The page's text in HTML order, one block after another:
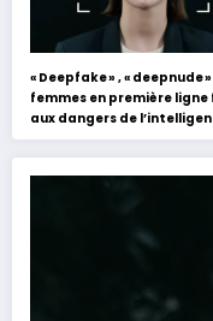
« Deepfake » , « deepnude
femmes en première ligne
aux dangers de
artificielle